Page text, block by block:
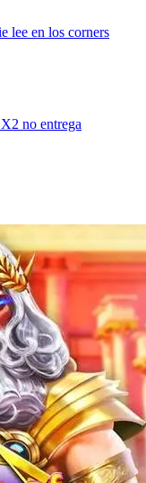
lee en los corners
no entrega